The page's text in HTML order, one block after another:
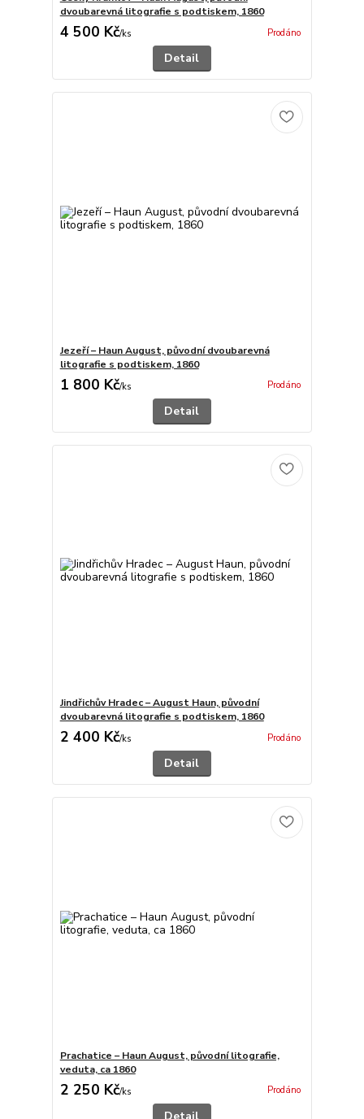
dvoubarevná litografie s podtiskem, 1860
4 500 Kč/ks Prodáno
Detail
Jezeří – Haun August, původní dvoubarevná
litografie s podtiskem, 1860
1 800 Kč/ks Prodáno
Detail
Jindřichův Hradec – August Haun, původní
dvoubarevná litografie s podtiskem, 1860
2 400 Kč/ks Prodáno
Detail
Prachatice – Haun August, původní litografie,
veduta, ca 1860
2 250 Kč/ks Prodáno